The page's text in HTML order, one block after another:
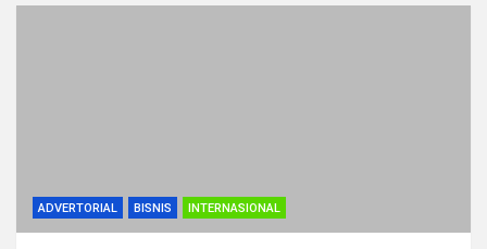
ADVERTORIAL BISNIS INTERNASIONAL